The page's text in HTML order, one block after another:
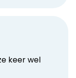
keer wel